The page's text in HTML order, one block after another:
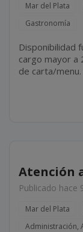
Mar del Plata
Gastronomía
Disponibilidad full time.
cargo mayor a 2 años. Manejo de
Atención
Publicado hace
Mar del Plata
Administración,